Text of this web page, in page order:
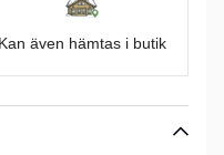
Kan även hämtas i butik